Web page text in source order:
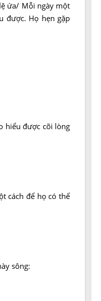
ứa/ Mỗi ngày một
được. Họ hẹn gặp
hiểu được cõi lòng
cách để họ có thể
sông: